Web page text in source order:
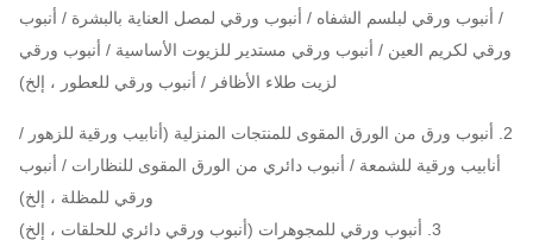
/ أنبوب ورقي لبلسم الشفاه / أنبوب ورقي لمصل العناية بالبشرة / أنبوب
ورقي لكريم العين / أنبوب ورقي مستدير للزيوت الأساسية / أنبوب ورقي
لزيت طلاء الأظافر / أنبوب ورقي للعطور ، إلخ)
2. أنبوب ورق من الورق المقوى للمنتجات المنزلية (أنابيب ورقية للزهور /
أنابيب ورقية للشمعة / أنبوب دائري من الورق المقوى للنظارات / أنبوب
ورقي للمظلة ، إلخ)
3. أنبوب ورقي للمجوهرات (أنبوب ورقي دائري للحلقات ، إلخ)